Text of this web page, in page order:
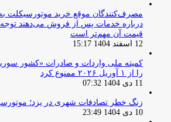
مصرف‌کنندگان موقع خرید موتورسیکلت
درباره خدمات پس از فروش می‌دهند توجه
قیمت آن مهم‌تر است
12 اسفند 1404 15:17
کمیته ملی واردات و صادرات «کشور
را از ۱ آوریل ۲۰۲۶ ممنوع کرد
11 دی 1404 07:32
زنگ خطر تصادفات شهری در یزد؛
10 دی 1404 23:49